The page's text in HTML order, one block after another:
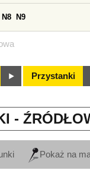
N8 N9
Przystanki
-
Pokaż na